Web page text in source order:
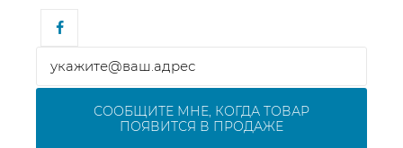
СООБЩИТЕ МНЕ, КОГДА ТОВАР
ПОЯВИТСЯ В ПРОДАЖЕ